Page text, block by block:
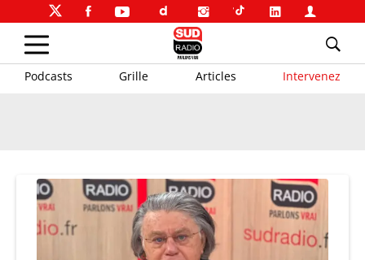
Podcasts Grille Articles Intervenez